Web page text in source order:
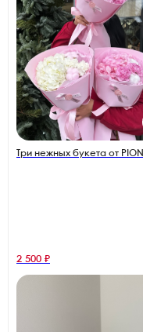
Три нежных букета от
2 500 ₽